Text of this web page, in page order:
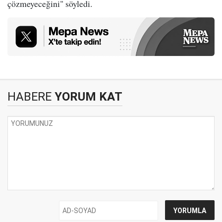
çözmeyeceğini" söyledi.
HABERE YORUM KAT